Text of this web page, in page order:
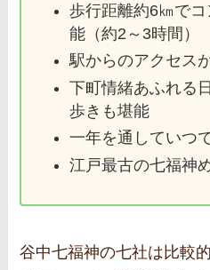
歩行距離約6㎞で
能（約2～3時間）
駅からのアクセス
下町情緒あふれる
歩きも堪能
一年を通していつ
江戸最古の七福神
谷中七福神の七社は比較